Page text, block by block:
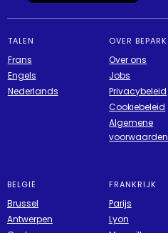
TALEN
Frans
Engels
Nederlands
OVER BEPARK
Over ons
Jobs
Privacybeleid
Cookiebeleid
Algemene
voorwaarden
BELGIË
Brussel
Antwerpen
FRANKRIJK
Parijs
Lyon